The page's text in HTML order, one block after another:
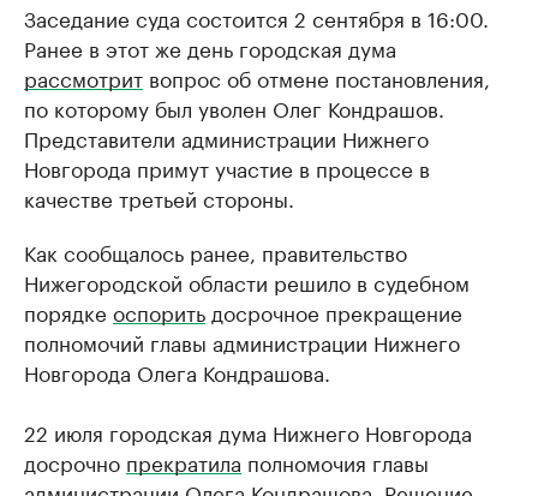
Заседание суда состоится 2 сентября в 16:00.
Ранее в этот же день городская дума
рассмотрит вопрос об отмене постановления,
по которому был уволен Олег Кондрашов.
Представители администрации Нижнего
Новгорода примут участие в процессе в
качестве третьей стороны.
Как сообщалось ранее, правительство
Нижегородской области решило в судебном
порядке оспорить досрочное прекращение
полномочий главы администрации Нижнего
Новгорода Олега Кондрашова.
22 июля городская дума Нижнего Новгорода
досрочно прекратила полномочия главы